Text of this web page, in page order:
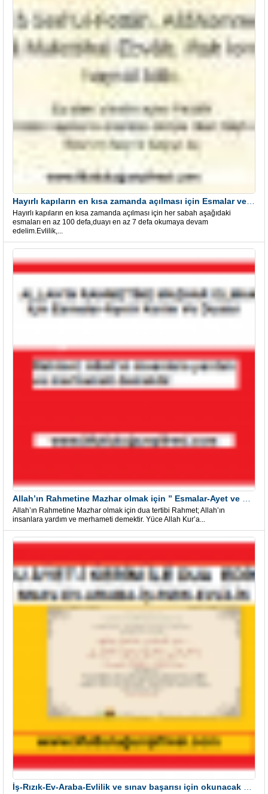
Hayırlı kapıların en kısa zamanda açılması için her sabah aşağıdaki
esmaları en az 100 defa,duayı en az 7 defa okumaya devam
edelim.Evlilik,...
Allah’ın Rahmetine Mazhar olmak için dua tertibi Rahmet; Allah’ın
insanlara yardım ve merhameti demektir. Yüce Allah Kur’a...